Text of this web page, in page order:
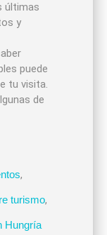
últimas
y
puede
tu visita.
de
,
turismo,
Hungría